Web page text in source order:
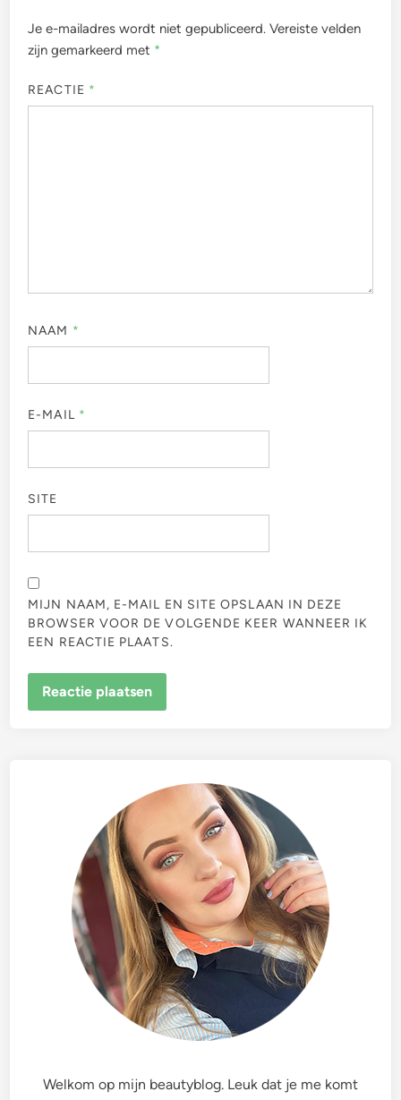
Je e-mailadres wordt niet gepubliceerd. Vereiste velden
zijn gemarkeerd met *
REACTIE *
NAAM *
E-MAIL *
SITE
MIJN NAAM, E-MAIL EN SITE OPSLAAN IN DEZE
BROWSER VOOR DE VOLGENDE KEER WANNEER IK
EEN REACTIE PLAATS.
Welkom op mijn beautyblog. Leuk dat je me komt